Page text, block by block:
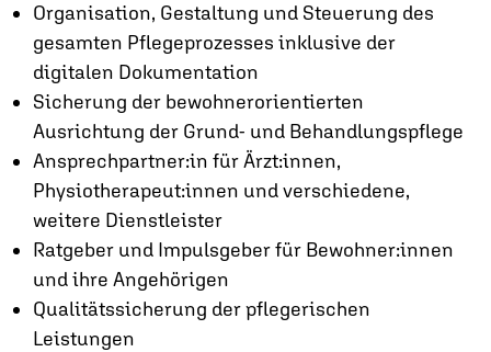
Organisation, Gestaltung und Steuerung des
gesamten Pflegeprozesses inklusive der
digitalen Dokumentation
Sicherung der bewohnerorientierten
Ausrichtung der Grund- und Behandlungspflege
Ansprechpartner:in für Ärzt:innen,
Physiotherapeut:innen und verschiedene,
weitere Dienstleister
Ratgeber und Impulsgeber für Bewohner:innen
und ihre Angehörigen
Qualitätssicherung der pflegerischen
Leistungen